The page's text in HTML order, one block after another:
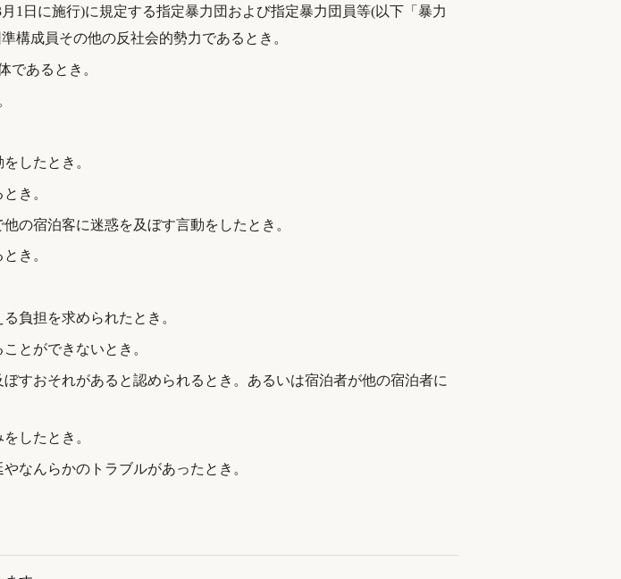
1日に施行)に規定する指定暴力団および指定暴力団員等(以下「暴力
構成員その他の反社会的勢力であるとき。
であるとき。
したとき。
き。
の宿泊客に迷惑を及ぼす言動をしたとき。
き。
負担を求められたとき。
とができないとき。
すおそれがあると認められるとき。あるいは宿泊者が他の宿泊者に
したとき。
なんらかのトラブルがあったとき。